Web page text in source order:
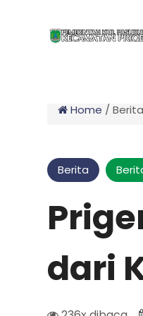
Home / Berita
Berita
dari